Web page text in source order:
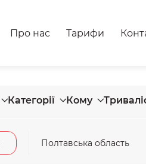
Про нас Тарифи
Категорії Кому
Полтавська область